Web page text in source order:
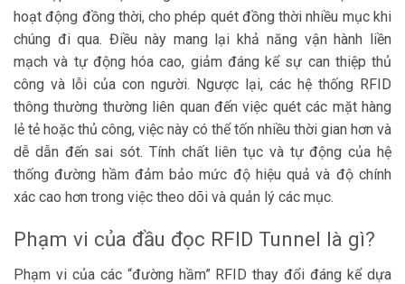
hoạt động đồng thời, cho phép quét đồng thời nhiều mục khi
chúng đi qua. Điều này mang lại khả năng vận hành liền
mạch và tự động hóa cao, giảm đáng kể sự can thiệp thủ
công và lỗi của con người. Ngược lại, các hệ thống RFID
thông thường thường liên quan đến việc quét các mặt hàng
lẻ tẻ hoặc thủ công, việc này có thể tốn nhiều thời gian hơn và
dễ dẫn đến sai sót. Tính chất liên tục và tự động của hệ
thống đường hầm đảm bảo mức độ hiệu quả và độ chính
xác cao hơn trong việc theo dõi và quản lý các mục.
Phạm vi của đầu đọc RFID Tunnel là gì?
Phạm vi của các “đường hầm” RFID thay đổi đáng kể dựa